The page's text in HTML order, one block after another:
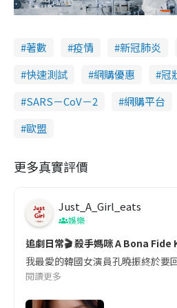
著數 疫情 新冠肺炎
快速測試
網購優惠
冠
SARS－CoV－2
網購平台
歐盟
更多真實評價
Just_A_Girl_eats
娛樂
追劇日常🎬 殺手媽咪 A Bona Fide
我最愛的韓國女演員孔曉振終於要
閱讀更多